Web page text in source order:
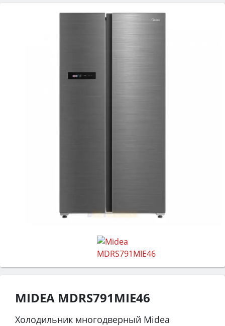
MIDEA MDRS791MIE46
Холодильник многодверный Midea